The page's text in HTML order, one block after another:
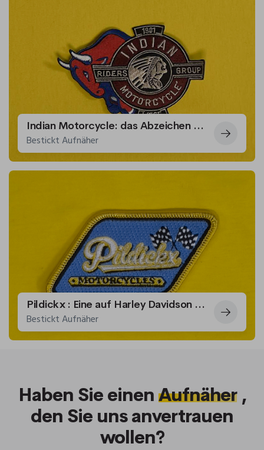
Indian Motorcycle: das Abzeichen der Motorradfahrer.
Bestickt Aufnäher
Pildickx : Eine auf Harley Davidson spezialisierte Garage
Bestickt Aufnäher
Haben Sie einen Aufnäher,
den Sie uns anvertrauen
wollen?